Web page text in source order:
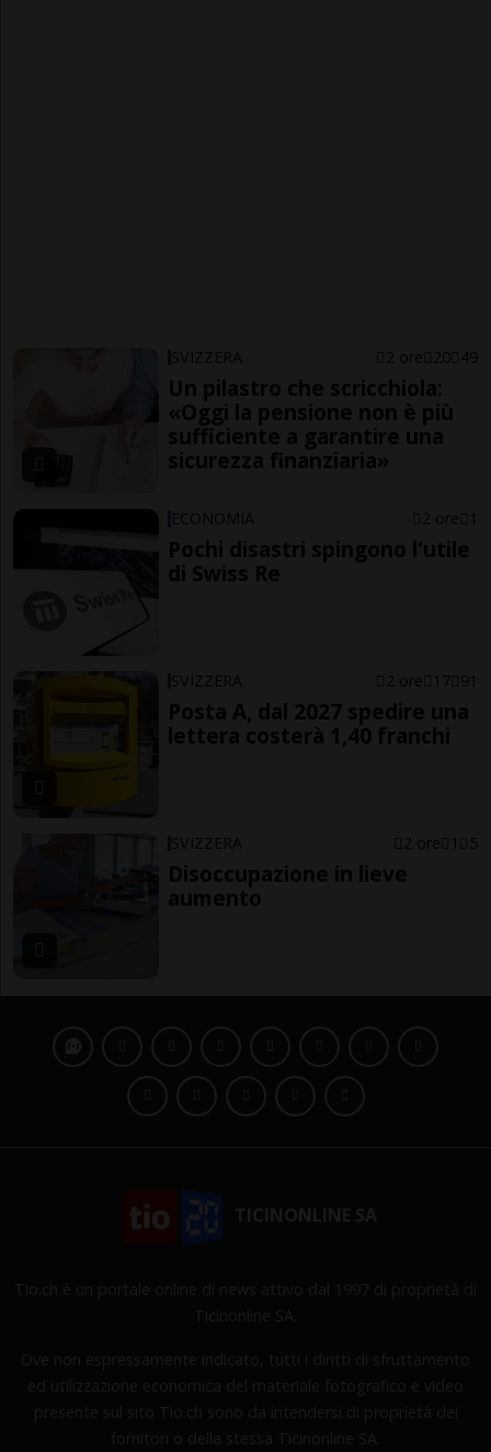
SVIZZERA 2 ore 20 49
Un pilastro che scricchiola:
«Oggi la pensione non è più
sufficiente a garantire una
sicurezza finanziaria»
ECONOMIA 2 ore 1
Pochi disastri spingono l'utile
di Swiss Re
SVIZZERA 2 ore 17 91
Posta A, dal 2027 spedire una
lettera costerà 1,40 franchi
SVIZZERA 2 ore 1 5
Disoccupazione in lieve
aumento